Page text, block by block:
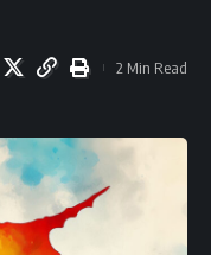
2 Min Read